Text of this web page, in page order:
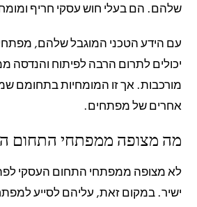
שלהם. הם בעלי חוש עסקי חריף
עם הידע הטכני המוגבל שלהם,
יכולים לתרום הרבה לפיתוח והנדסה
מורכבות. אך זו המומחיות בתחומם
אחרים של מפתחים.
מה מצופה ממפתחי התחום
לא מצופה ממפתחי התחום העסקי
ישיר. במקום זאת, עליהם לסייע